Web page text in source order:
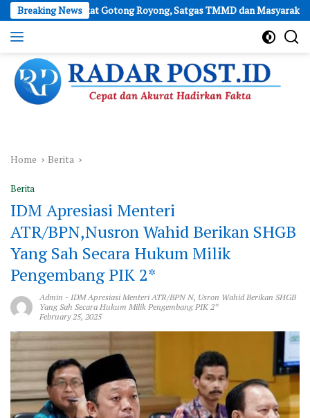
Skip
to
content
Breaking News
Berkat Gotong Royong, Satgas TMMD dan Masyarakat Wujudkan
dan
Akurat
Hadirkan
Fakta
Home Berita
Berita
IDM Apresiasi Menteri
ATR/BPN,Nusron Wahid Berikan SHGB
Yang Sah Secara Hukum Milik
Pengembang PIK 2*
Admin - IDM Apresiasi Menteri ATR/BPN N, Usron Wahid Berikan SHGB
Yang Sah Secara Hukum Milik Pengembang PIK 2*
February 25, 2025